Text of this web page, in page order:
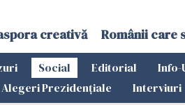
creativă Românii care
Social Editorial Info-
Alegeri Prezidențiale Interviuri